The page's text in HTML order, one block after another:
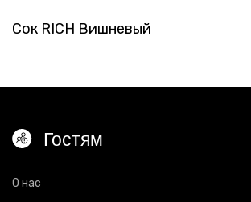
Сок RICH Вишневый
Гостям
О нас